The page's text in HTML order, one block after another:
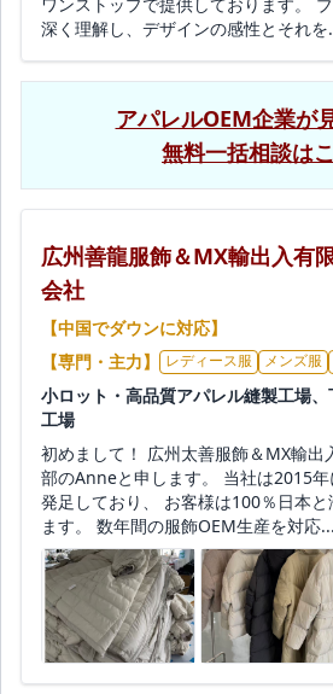
深く理解し、デザインの感性とそれを
アパレルOEM企業が
無料一括相談は
広州善龍服飾＆MX輸出入有
会社
【中国でダウンに対応】
【専門・主力】
レディース服 メンズ服
小ロット・高品質アパレル縫製工場
工場
初めまして！ 広州太善服飾＆MX輸出
部のAnneと申します。 当社は2015
発足しており、 お客様は100％日本
ます。 数年間の服飾OEM生産を対応...